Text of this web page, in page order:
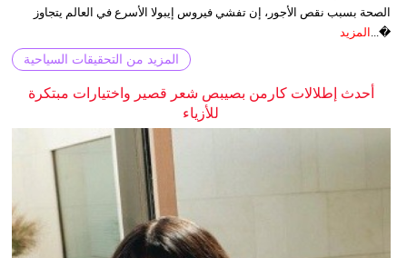
الصحة بسبب نقص الأجور، إن تفشي فيروس إيبولا الأسرع في العالم يتجاوز
�... المزيد
المزيد من التحقيقات السياحية
أحدث إطلالات كارمن بصيبص شعر قصير واختيارات مبتكرة
للأزياء